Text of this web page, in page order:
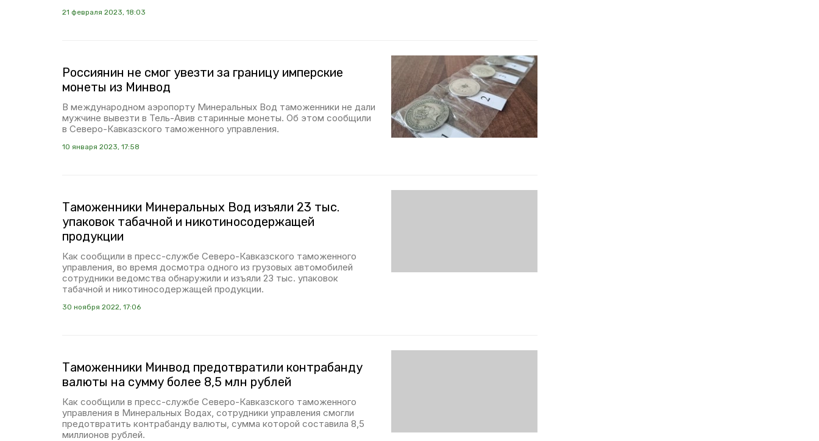
21 февраля 2023, 18:03
Россиянин не смог увезти за границу имперские
монеты из Минвод
В международном аэропорту Минеральных Вод таможенники не дали
мужчине вывезти в Тель-Авив старинные монеты. Об этом сообщили
в Северо-Кавказского таможенного управления.
10 января 2023, 17:58
Таможенники Минеральных Вод изъяли 23 тыс.
упаковок табачной и никотиносодержащей
продукции
Как сообщили в пресс-службе Северо-Кавказского таможенного
управления, во время досмотра одного из грузовых автомобилей
сотрудники ведомства обнаружили и изъяли 23 тыс. упаковок
табачной и никотиносодержащей продукции.
30 ноября 2022, 17:06
Таможенники Минвод предотвратили контрабанду
валюты на сумму более 8,5 млн рублей
Как сообщили в пресс-службе Северо-Кавказского таможенного
управления в Минеральных Водах, сотрудники управления смогли
предотвратить контрабанду валюты, сумма которой составила 8,5
миллионов рублей.